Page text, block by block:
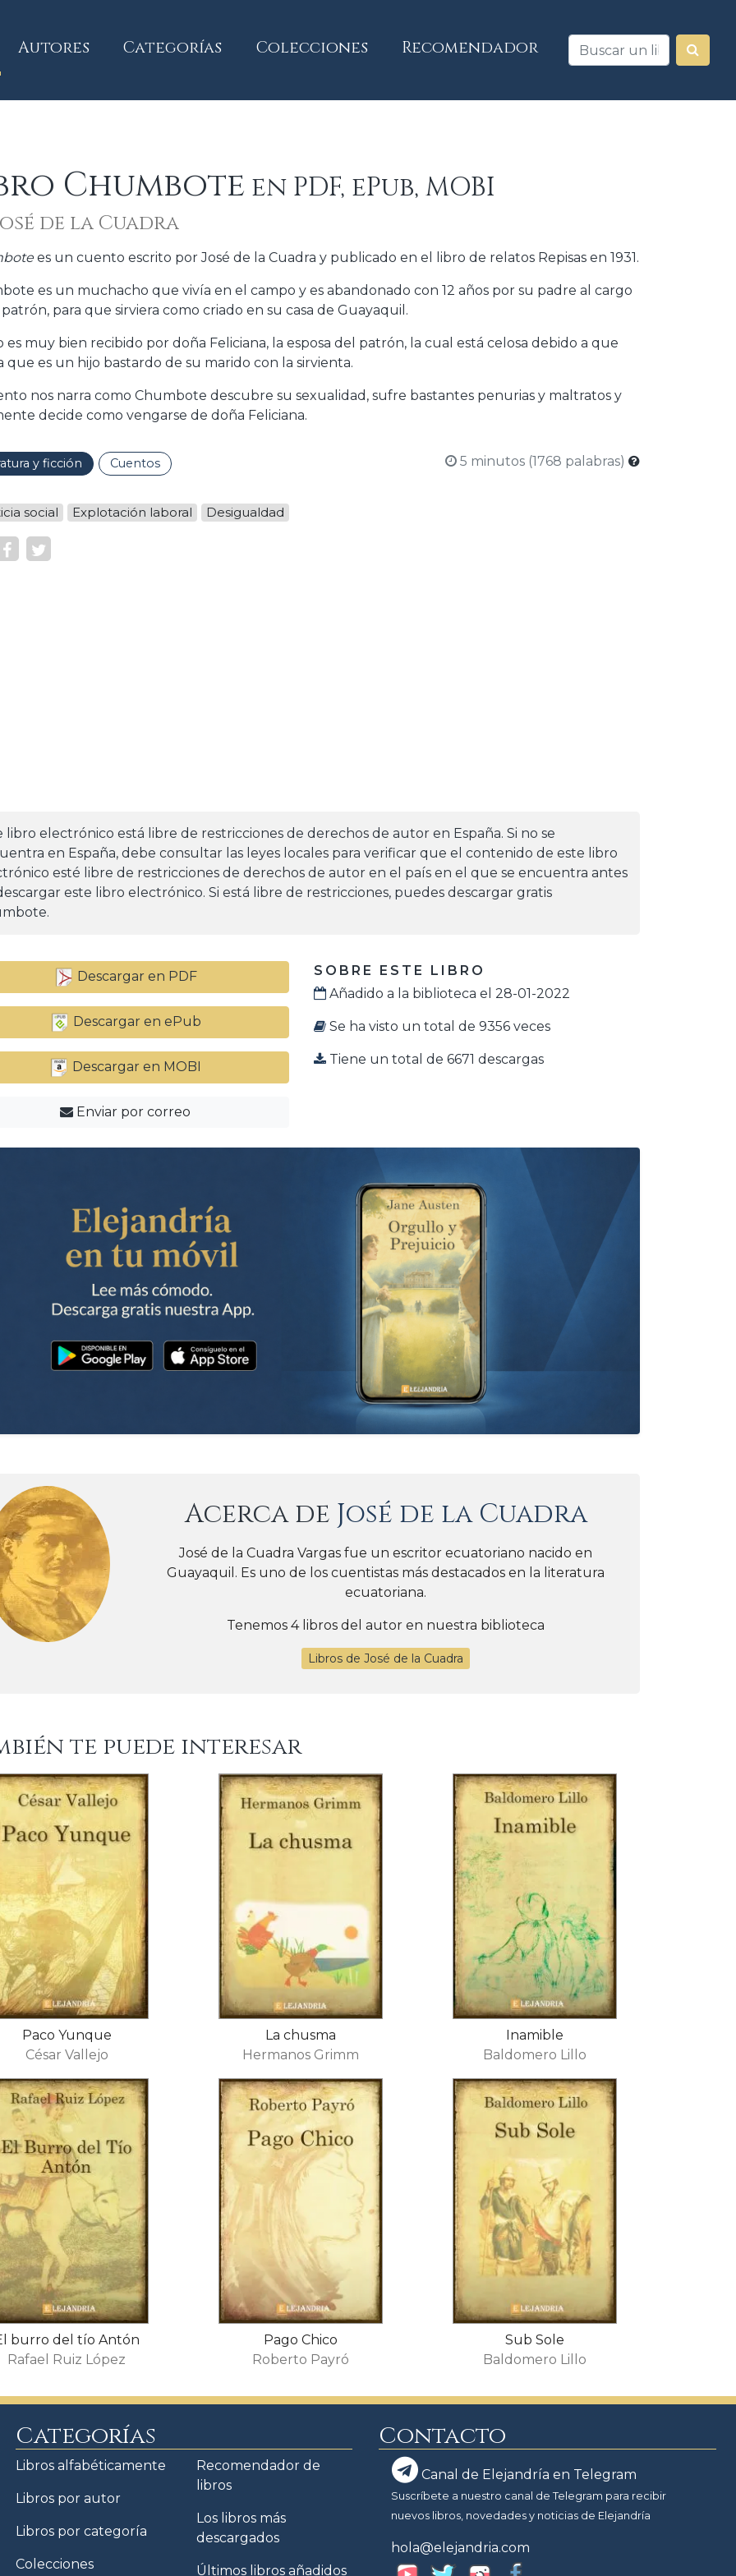
Autores Categorías Colecciones Recomendador
Chumbote en PDF, ePub, MOBI
de la Cuadra
es un cuento escrito por José de la Cuadra y publicado en el libro de relatos Repisas en 1931.
es un muchacho que vivía en el campo y es abandonado con 12 años por su padre al cargo
para que sirviera como criado en su casa de Guayaquil.
es muy bien recibido por doña Feliciana, la esposa del patrón, la cual está celosa debido a que
que es un hijo bastardo de su marido con la sirvienta.
nos narra como Chumbote descubre su sexualidad, sufre bastantes penurias y maltratos y
decide como vengarse de doña Feliciana.
y ficción Cuentos 5 minutos (1768 palabras)
social Explotación laboral Desigualdad
libro electrónico está libre de restricciones de derechos de autor en España. Si no se
en España, debe consultar las leyes locales para verificar que el contenido de este libro
esté libre de restricciones de derechos de autor en el país en el que se encuentra antes
este libro electrónico. Si está libre de restricciones, puedes descargar gratis
Descargar en PDF
Descargar en ePub
Descargar en MOBI
Enviar por correo
SOBRE ESTE LIBRO
Añadido a la biblioteca el 28-01-2022
Se ha visto un total de 9356 veces
Tiene un total de 6671 descargas
Acerca de José de la Cuadra
José de la Cuadra Vargas fue un escritor ecuatoriano nacido en
Guayaquil. Es uno de los cuentistas más destacados en la literatura
ecuatoriana.
Tenemos 4 libros del autor en nuestra biblioteca
Libros de José de la Cuadra
te puede interesar
Paco Yunque
César Vallejo
La chusma
Hermanos Grimm
Inamible
Baldomero Lillo
burro del tío Antón
Rafael Ruiz López
Pago Chico
Roberto Payró
Sub Sole
Baldomero Lillo
Categorías
Libros alfabéticamente
Libros por autor
Libros por categoría
Colecciones
Recomendador de
libros
Los libros más
descargados
Últimos libros añadidos
Contacto
Canal de Elejandría en Telegram
Suscríbete a nuestro canal de Telegram para recibir
nuevos libros, novedades y noticias de Elejandría
hola@elejandria.com